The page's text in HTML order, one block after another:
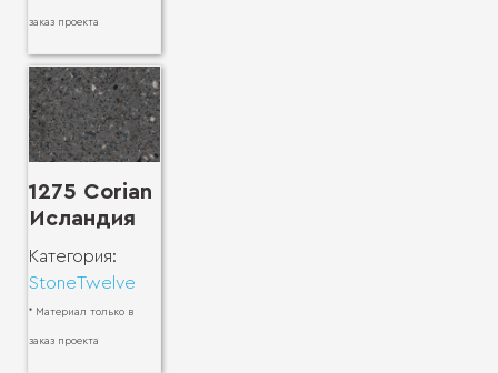
заказ проекта
1275 Corian
Исландия
Категория:
StoneTwelve
* Материал только в
заказ проекта